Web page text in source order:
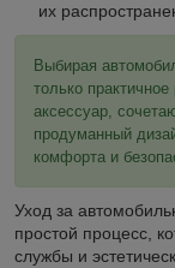
их
Выбирая
только
аксессуар,
продуманный
комфорта и
Уход за
простой процесс,
службы и